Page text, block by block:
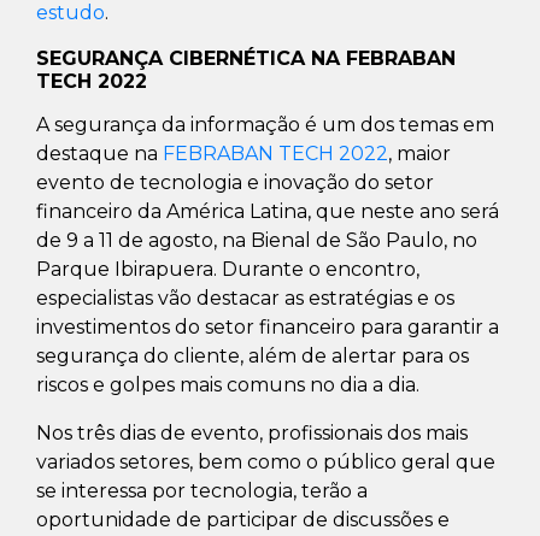
estudo.
SEGURANÇA CIBERNÉTICA NA FEBRABAN
TECH 2022
A segurança da informação é um dos temas em
destaque na FEBRABAN TECH 2022, maior
evento de tecnologia e inovação do setor
financeiro da América Latina, que neste ano será
de 9 a 11 de agosto, na Bienal de São Paulo, no
Parque Ibirapuera. Durante o encontro,
especialistas vão destacar as estratégias e os
investimentos do setor financeiro para garantir a
segurança do cliente, além de alertar para os
riscos e golpes mais comuns no dia a dia.
Nos três dias de evento, profissionais dos mais
variados setores, bem como o público geral que
se interessa por tecnologia, terão a
oportunidade de participar de discussões e